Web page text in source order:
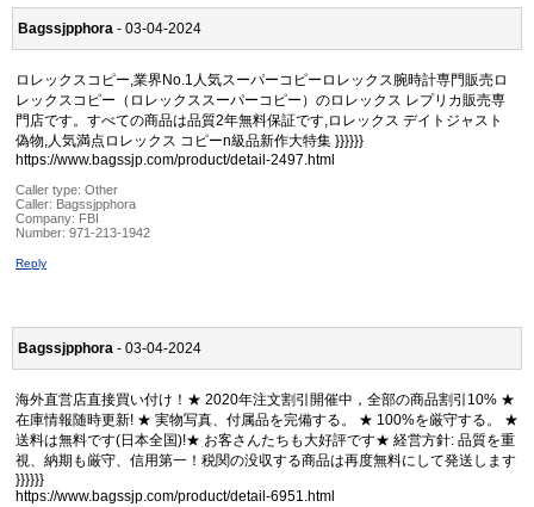
Bagssjpphora - 03-04-2024
ロレックスコピー,業界No.1人気スーパーコピーロレックス腕時計専門販売ロ
レックスコピー（ロレックススーパーコピー）のロレックス レプリカ販売専
門店です。すべての商品は品質2年無料保証です,ロレックス デイトジャスト
偽物,人気満点ロレックス コピーn級品新作大特集 }}}}}}
https://www.bagssjp.com/product/detail-2497.html
Caller type: Other
Caller: Bagssjpphora
Company: FBI
Number: 971-213-1942
Reply
Bagssjpphora - 03-04-2024
海外直営店直接買い付け！★ 2020年注文割引開催中，全部の商品割引10% ★
在庫情報随時更新! ★ 実物写真、付属品を完備する。 ★ 100%を厳守する。 ★
送料は無料です(日本全国)!★ お客さんたちも大好評です★ 経営方針: 品質を重
視、納期も厳守、信用第一！税関の没収する商品は再度無料にして発送します
}}}}}}
https://www.bagssjp.com/product/detail-6951.html